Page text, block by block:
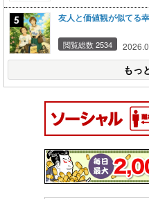
友人と価値観が似てる幸
閲覧総数 2534
もっ